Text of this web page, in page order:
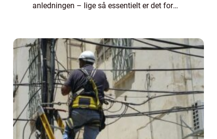
anledningen – lige så essentielt er det for